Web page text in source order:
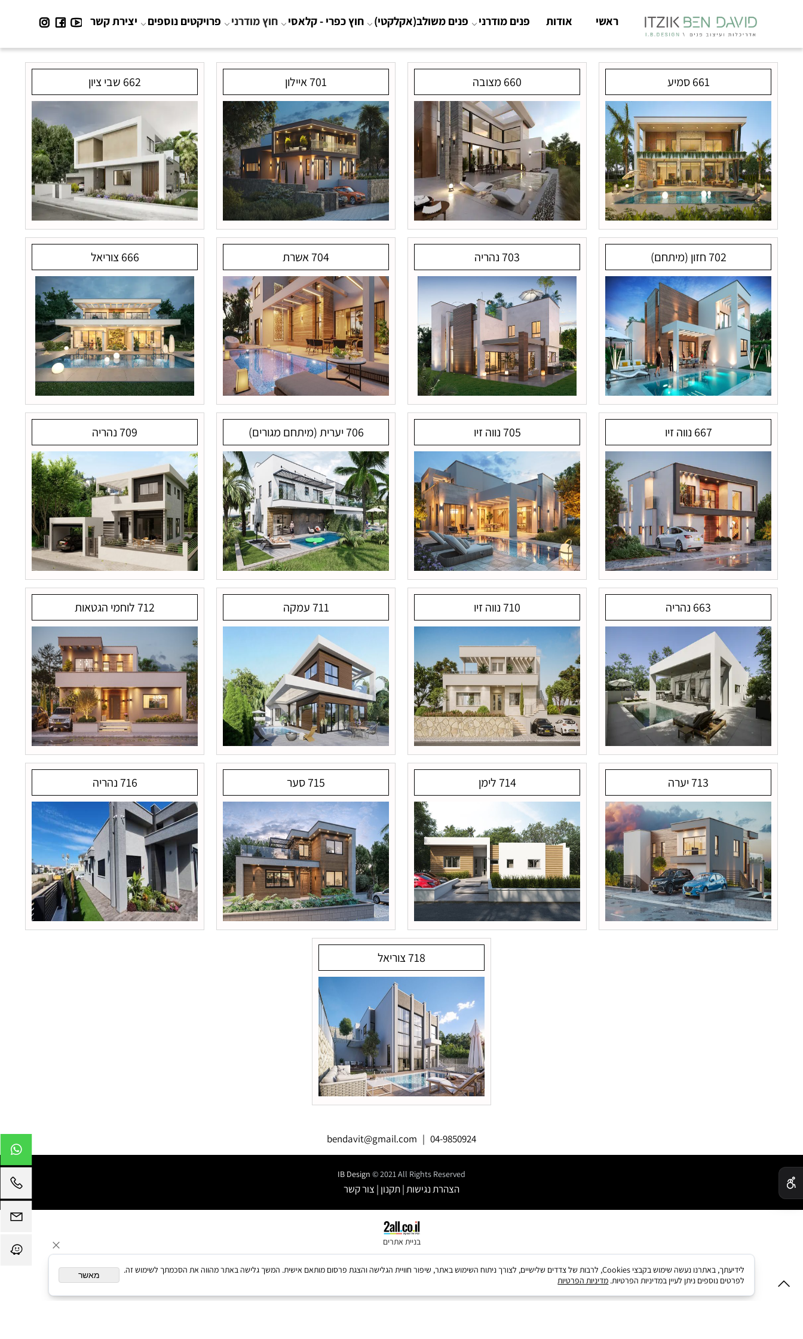
ראשי אודות פנים מודרני פנים משולב(אקלקטי) חוץ כפרי - קלאסי חוץ מודרני פרויקטים נוספים יצירת קשר
661 סמיע 660 מצובה 701 איילון 662 שבי ציון
702 חזון (מיתחם) 703 נהריה 704 אשרת 666 צוריאל
667 נווה זיו 705 נווה זיו 706 יערית (מיתחם מגורים) 709 נהריה
663 נהריה 710 נווה זיו 711 עמקה 712 לוחמי הגטאות
713 יערה 714 לימן 715 סער 716 נהריה
718 צוריאל
bendavit@gmail.com | 04-9850924
IB Design © 2021 All Rights Reserved
הצהרת נגישות|תקנון | צור קשר
בניית אתרים
לידיעתך, באתרנו נעשה שימוש בקבצי Cookies, לרבות של צדדים שלישיים, לצורך ניתוח השימוש באתר, שיפור חוויית הגלישה והצגת פרסום מותאם אישית. המשך גלישה באתר מהווה את הסכמתך לשימוש זה.
לפרטים נוספים ניתן לעיין במדיניות הפרטיות. מדיניות הפרטיות מאשר